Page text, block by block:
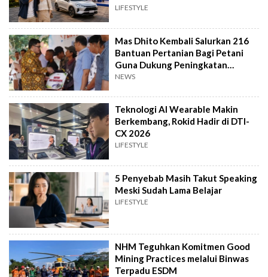
Baru
LIFESTYLE
Mas Dhito Kembali Salurkan 216
Bantuan Pertanian Bagi Petani
Guna Dukung Peningkatan
Produksi
NEWS
Teknologi AI Wearable Makin
Berkembang, Rokid Hadir di DTI-
CX 2026
LIFESTYLE
5 Penyebab Masih Takut Speaking
Meski Sudah Lama Belajar
LIFESTYLE
NHM Teguhkan Komitmen Good
Mining Practices melalui Binwas
Terpadu ESDM